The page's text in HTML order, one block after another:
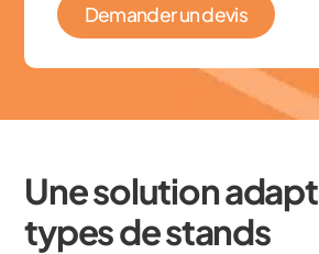
Demander un devis
Une solution
types de stands